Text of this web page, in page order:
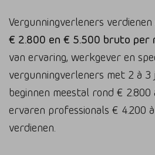
Vergunningverleners
€ 2.800 en € 5.500 bruto per
van ervaring, werkgever en
vergunningverleners met 2 à 3
beginnen meestal rond €
ervaren professionals € 4.200
verdienen.